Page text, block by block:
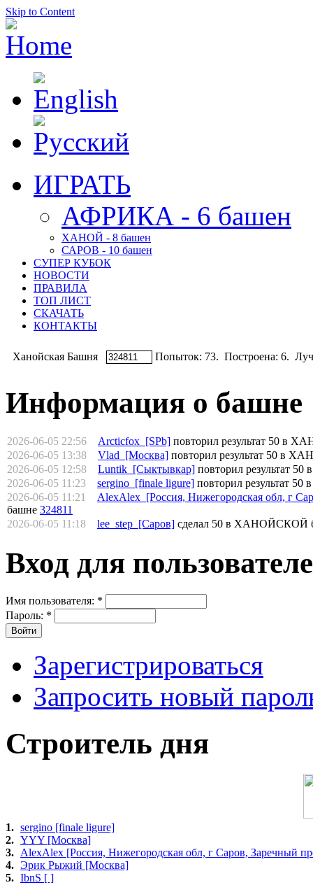
Skip to Content
ИГРАТЬ
АФРИКА - 6 башен
ХАНОЙ - 8 башен
САРОВ - 10 башен
СУПЕР КУБОК
НОВОСТИ
ПРАВИЛА
ТОП ЛИСТ
СКАЧАТЬ
КОНТАКТЫ
Ханойская Башня Попыток: 73. Построена: 6.
Информация о башне
2026-06-05 22:56 Arcticfox [SPb] повторил результат 50 в
2026-06-05 13:38
Vlad [Москва] повторил результат 50 в
2026-06-05 12:58
Luntik [Сыктывкар] повторил результат
2026-06-05 11:23
sergino [finale ligure] повторил результат
2026-06-05 11:21
AlexAlex [Россия, Нижегородская обл, г
башне 324811
2026-06-05 11:18
lee_step [Саров] сделал 50 в ХАНОЙСКОЙ
Вход для
Имя пользователя: *
Пароль: *
Зарегистрироваться
Запросить новый
Строитель дня
1. sergino [finale ligure]
2. YYY [Москва]
3. AlexAlex [Россия, Нижегородская обл, г Саров, Заречный
4. Эрик Рыжий [Москва]
5. IbnS [ ]